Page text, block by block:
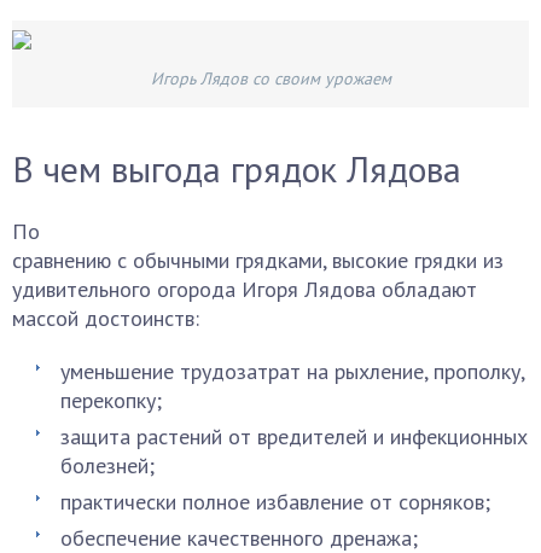
Игорь Лядов со своим урожаем
В чем выгода грядок Лядова
По
сравнению с обычными грядками, высокие грядки из
удивительного огорода Игоря Лядова обладают
массой достоинств:
уменьшение трудозатрат на рыхление, прополку,
перекопку;
защита растений от вредителей и инфекционных
болезней;
практически полное избавление от сорняков;
обеспечение качественного дренажа;